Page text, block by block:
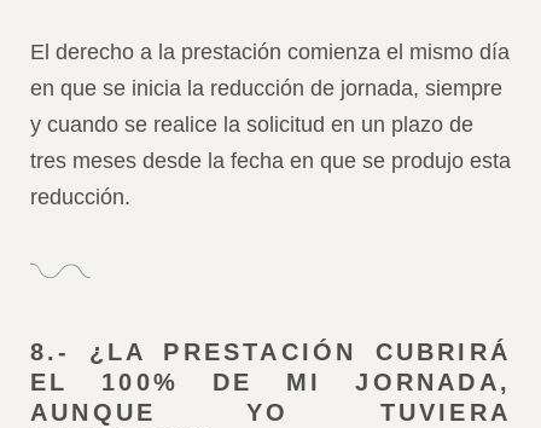
El derecho a la prestación comienza el mismo día
en que se inicia la reducción de jornada, siempre
y cuando se realice la solicitud en un plazo de
tres meses desde la fecha en que se produjo esta
reducción.
8.- ¿LA PRESTACIÓN CUBRIRÁ
EL 100% DE MI JORNADA,
AUNQUE YO TUVIERA